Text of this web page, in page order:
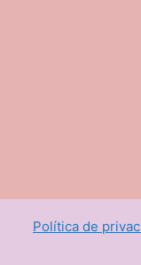
Política de